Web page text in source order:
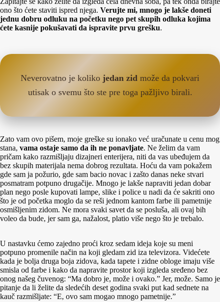
ono što ćete staviti ispred njega. Verujte mi, mnogo je lakše doneti
jednu dobru odluku na početku nego pet skupih odluka kojima
ćete kasnije pokušavati da ispravite prvu grešku.
Neverovatno je koliko jedan zid može da pokvari
utisak o svemu što ste pre toga pažljivo birali.
Zato vam ovo pišem, moje greške su ionako već uračunate u cenu mog
stana, vama ostaje samo da ih ne ponavljate. Ne želim da vam
pričam kako razmišljaju dizajneri enterijera, niti da vas ubeđujem da
bez skupih materijala nema dobrog rezultata. Hoću da vam pokažem
gde sam ja požurio, gde sam bacio novac i zašto danas neke stvari
posmatram potpuno drugačije. Mnogo je lakše napraviti jedan dobar
plan nego posle kupovati lampe, slike i police u nadi da će sakriti ono
što je od početka moglo da se reši jednom kantom farbe ili pametnije
osmišljenim zidom. Ne mora svaki savet da se posluša, ali ovaj bih
voleo da bude, jer sam ga, nažalost, platio više nego što je trebalo.
U nastavku ćemo zajedno proći kroz sedam ideja koje su meni
potpuno promenile način na koji gledam zid iza televizora. Videćete
kada je bolja druga boja zidova, kada tapete i zidne obloge imaju više
smisla od farbe i kako da napravite prostor koji izgleda sređeno bez
onog našeg čuvenog: “Ma dobro je, može i ovako.” Jer, može. Samo je
pitanje da li želite da sledećih deset godina svaki put kad sednete na
kauč razmišljate: “E, ovo sam mogao mnogo pametnije.”